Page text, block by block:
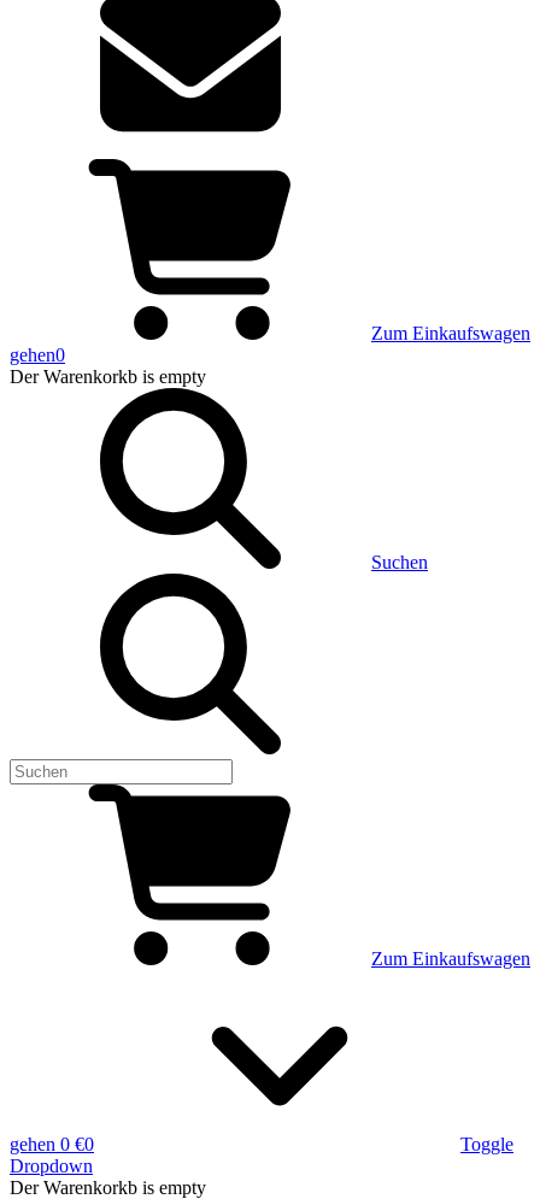
Zum Einkaufswagen
gehen0
Der Warenkorkb is empty
Suchen
Zum Einkaufswagen
gehen 0 €0
Toggle
Dropdown
Der Warenkorkb is empty